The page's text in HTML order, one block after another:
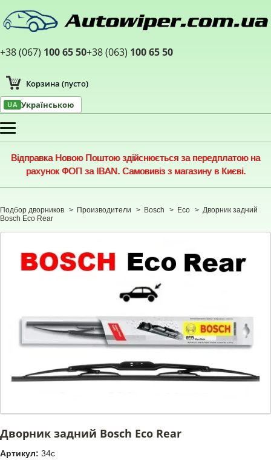
+38 (067) 100 65 50+38 (063) 100 65 50
Корзина (пусто)
UA Українською
Меню
Відправка Новою Поштою здійснюється за передплатою на
рахунок ФОП за IBAN. Самовивіз з магазину в Києві.
Подбор дворников > Производители > Bosch > Eco > Дворник задний
Bosch Eco Rear
Дворник задний Bosch Eco Rear
Артикул: 34c